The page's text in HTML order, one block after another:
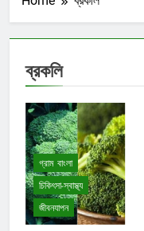
ব্রকলি
গ্রাম বাংলা
চিকিৎসা-স্বাস্থ্য
জীবনযাপন